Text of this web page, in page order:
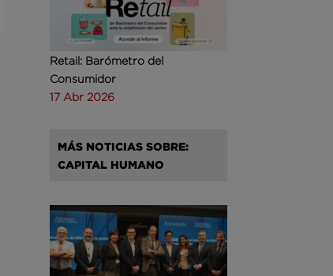
Retail: Barómetro del
Consumidor
17 Abr 2026
MÁS NOTICIAS SOBRE:
CAPITAL HUMANO